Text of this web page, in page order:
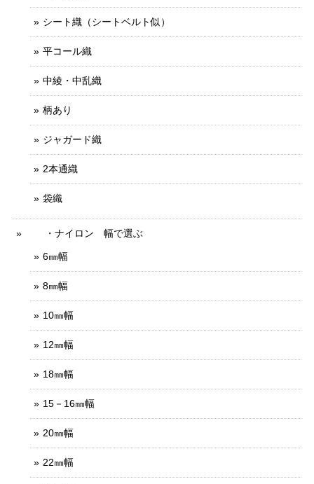
シート織（シートベルト似）
平コール織
中綾・中乱織
柄あり
ジャガード織
2本通織
袋織
・ナイロン 幅で選ぶ
6㎜幅
8㎜幅
10㎜幅
12㎜幅
18㎜幅
15－16㎜幅
20㎜幅
22㎜幅